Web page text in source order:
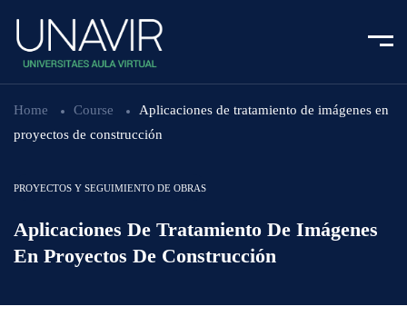
Home Course
Aplicaciones de tratamiento de imágenes en
proyectos de construcción
PROYECTOS Y SEGUIMIENTO DE OBRAS
Aplicaciones De Tratamiento De Imágenes
En Proyectos De Construcción